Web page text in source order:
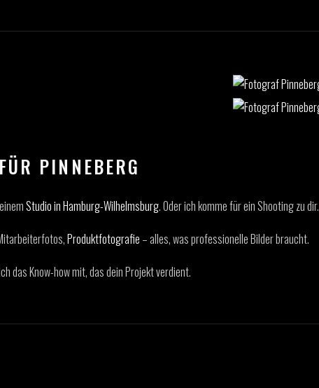
PINNEBERG
Studio in Hamburg-Wilhelmsburg. Oder ich komme für ein Shooting zu dir.
Produktfotografie – alles, was professionelle Bilder braucht.
das Know-how mit, das dein Projekt verdient.